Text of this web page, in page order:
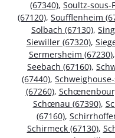
(67340), Soultz-sous-
(67120), Soufflenheim
Solbach (67130),
Siewiller (67320),
Sermersheim (67230),
Seebach (67160),
(67440),
(67260),
Schœnau (67390),
(67160),
Schirmeck (67130),